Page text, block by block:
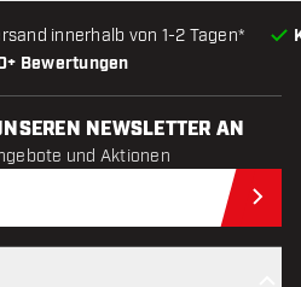
Bewertungen
innerhalb von 1-2 Tagen*
NEWSLETTER AN
und Aktionen